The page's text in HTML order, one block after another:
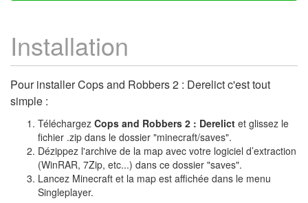
Installation
Pour installer Cops and Robbers 2 : Derelict c'est tout
simple :
Téléchargez Cops and Robbers 2 : Derelict et glissez le
fichier .zip dans le dossier "minecraft/saves".
Dézippez l'archive de la map avec votre logiciel d’extraction
(WinRAR, 7Zip, etc...) dans ce dossier "saves".
Lancez Minecraft et la map est affichée dans le menu
Singleplayer.